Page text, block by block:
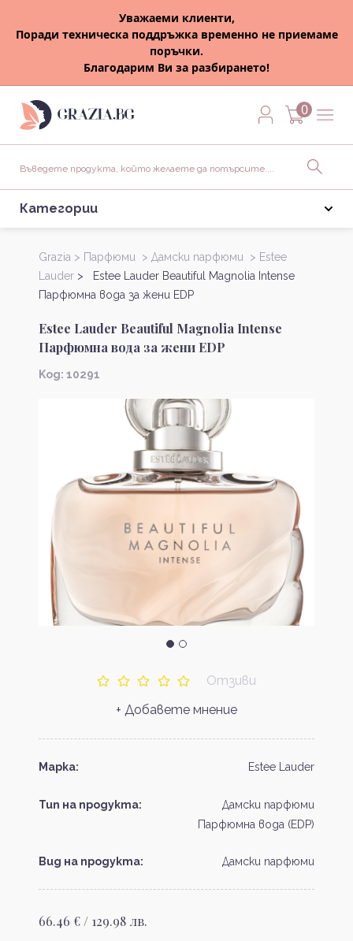
Уважаеми клиенти,
Поради техническа поддръжка временно не приемаме
поръчки.
Благодарим Ви за разбирането!
0
Категории
Grazia > Парфюми > Дамски парфюми > Estee
Lauder > Estee Lauder Beautiful Magnolia Intense
Парфюмна вода за жени EDP
Estee Lauder Beautiful Magnolia Intense
Парфюмна вода за жени EDP
Kод: 10291
Отзиви
+ Добавете мнение
Марка: Estee Lauder
Тип на продукта:
Дамски парфюми
Парфюмна вода (EDP)
Вид на продукта: Дамски парфюми
66.46 € / 129.98 лв.